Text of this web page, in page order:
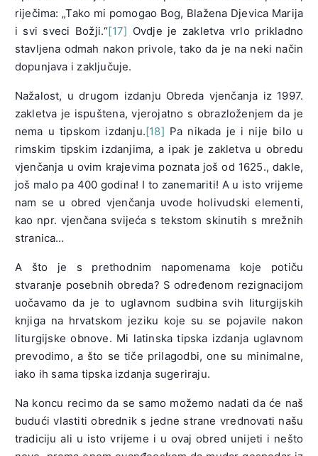
riječima: „Tako mi pomogao Bog, Blažena Djevica Marija
i svi sveci Božji.“[17] Ovdje je zakletva vrlo prikladno
stavljena odmah nakon privole, tako da je na neki način
dopunjava i zaključuje.
Nažalost, u drugom izdanju Obreda vjenčanja iz 1997.
zakletva je ispuštena, vjerojatno s obrazloženjem da je
nema u tipskom izdanju.[18] Pa nikada je i nije bilo u
rimskim tipskim izdanjima, a ipak je zakletva u obredu
vjenčanja u ovim krajevima poznata još od 1625., dakle,
još malo pa 400 godina! I to zanemariti! A u isto vrijeme
nam se u obred vjenčanja uvode holivudski elementi,
kao npr. vjenčana svijeća s tekstom skinutih s mrežnih
stranica…
A što je s prethodnim napomenama koje potiču
stvaranje posebnih obreda? S određenom rezignacijom
uočavamo da je to uglavnom sudbina svih liturgijskih
knjiga na hrvatskom jeziku koje su se pojavile nakon
liturgijske obnove. Mi latinska tipska izdanja uglavnom
prevodimo, a što se tiče prilagodbi, one su minimalne,
iako ih sama tipska izdanja sugeriraju.
Na koncu recimo da se samo možemo nadati da će naš
budući vlastiti obrednik s jedne strane vrednovati našu
tradiciju ali u isto vrijeme i u ovaj obred unijeti i nešto